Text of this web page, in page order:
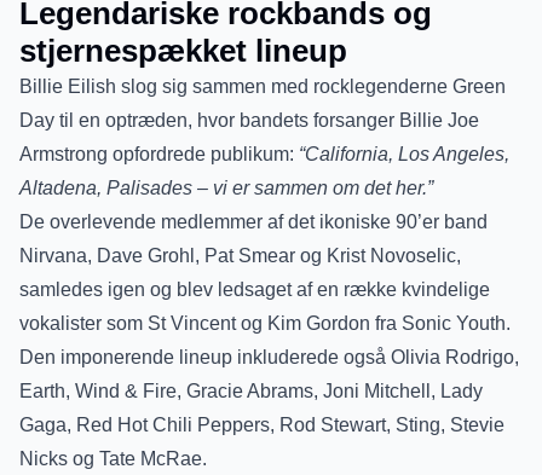
Legendariske rockbands og
stjernespækket lineup
Billie Eilish slog sig sammen med rocklegenderne Green
Day til en optræden, hvor bandets forsanger Billie Joe
Armstrong opfordrede publikum: “California, Los Angeles,
Altadena, Palisades – vi er sammen om det her.”
De overlevende medlemmer af det ikoniske 90’er band
Nirvana, Dave Grohl, Pat Smear og Krist Novoselic,
samledes igen og blev ledsaget af en række kvindelige
vokalister som St Vincent og Kim Gordon fra Sonic Youth.
Den imponerende lineup inkluderede også Olivia Rodrigo,
Earth, Wind & Fire, Gracie Abrams, Joni Mitchell, Lady
Gaga, Red Hot Chili Peppers, Rod Stewart, Sting, Stevie
Nicks og Tate McRae.